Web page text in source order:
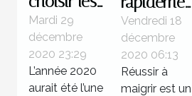
masques
lavables ?
Mardi 29
décembre
2020 23:29
L’année 2020
aurait été l’une
: comment
faire ?
Vendredi 18
décembre
2020 06:13
Réussir à
maigrir est un